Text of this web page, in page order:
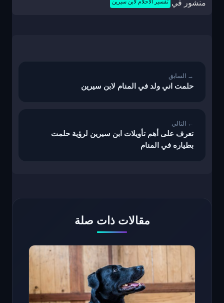
منشور في تفسير الاحلام لابن سيرين
حلمت اني ولد في المنام لابن سيرين
تعرف على أهم تأويلات ابن سيرين لرؤية حلمت
بطياره في المنام
مقالات ذات صلة